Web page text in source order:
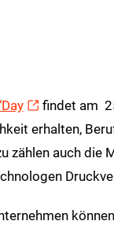
findet am
erhalten,
zählen auch die